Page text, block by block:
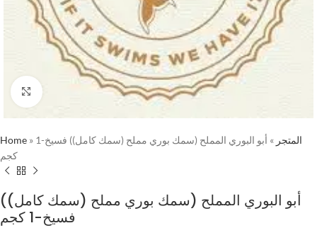
Click to enlarge
Home » المتجر »
أبو البوري المملح (سمك بوري مملح (سمك كامل)) فسيخ-1
كجم
أبو البوري المملح (سمك بوري مملح (سمك كامل))
فسيخ-1 كجم